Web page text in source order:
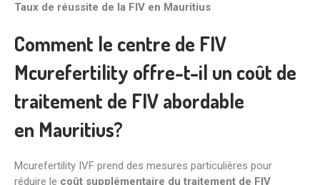
Taux de réussite de la FIV en Mauritius
Comment le centre de FIV
Mcurefertility offre-t-il un coût de
traitement de FIV abordable
en Mauritius?
Mcurefertility IVF prend des mesures particulières pour
réduire le coût supplémentaire du traitement de FIV